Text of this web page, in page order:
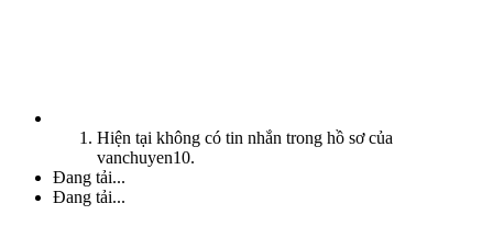
Hiện tại không có tin nhắn trong hồ sơ của
vanchuyen10.
Đang tải...
Đang tải...